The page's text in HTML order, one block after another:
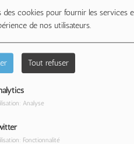
des cookies pour fournir les services
de nos utilisateurs.
Tout refuser
Analyse
Fonctionnalité
- Denain